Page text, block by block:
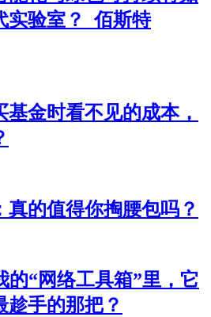
实验室？_佰斯特
基金时看不见的成本，
真的值得你掏腰包吗？
的“网络工具箱”里，它
趁手的那把？